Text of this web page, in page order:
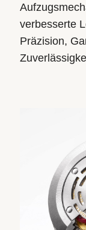
verbesserte
Präzision,